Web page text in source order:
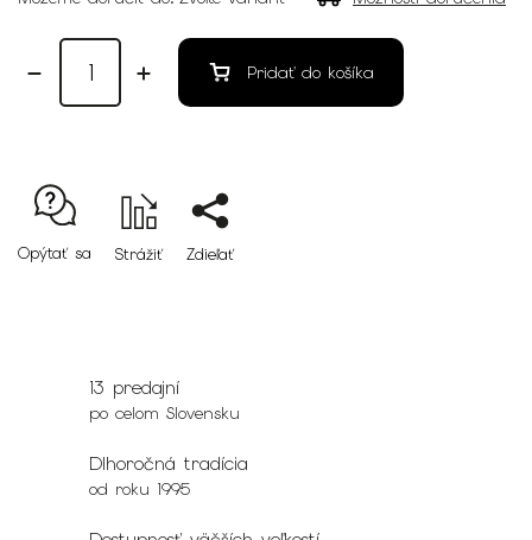
Pridať do košíka
Opýtať sa Strážiť Zdieľať
13 predajní
po celom Slovensku
Dlhoročná tradícia
od roku 1995